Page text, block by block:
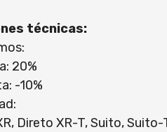
técnicas:
20%
-10%
Direto XR-T, Suito, Suito-